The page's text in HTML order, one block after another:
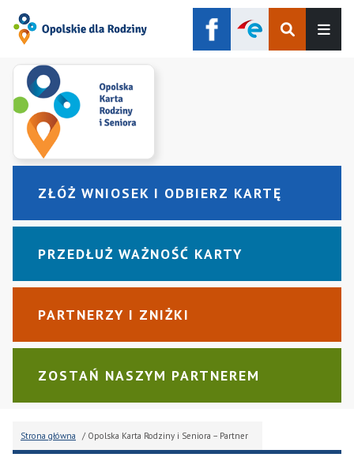
Szukaj
ZŁÓŻ WNIOSEK I ODBIERZ KARTĘ
PRZEDŁUŻ WAŻNOŚĆ KARTY
PARTNERZY I ZNIŻKI
ZOSTAŃ NASZYM PARTNEREM
Strona główna / Opolska Karta Rodziny i Seniora – Partner